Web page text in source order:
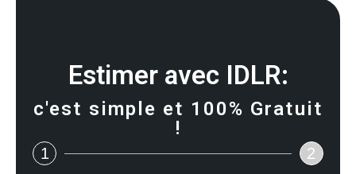
Estimer avec IDLR:
c'est simple et 100% Gratuit
!
1 2